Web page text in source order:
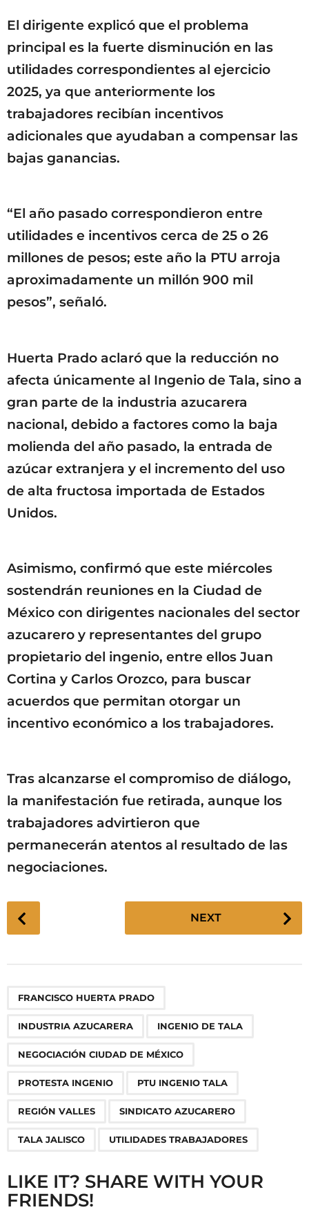
El dirigente explicó que el problema
principal es la fuerte disminución en las
utilidades correspondientes al ejercicio
2025, ya que anteriormente los
trabajadores recibían incentivos
adicionales que ayudaban a compensar las
bajas ganancias.
“El año pasado correspondieron entre
utilidades e incentivos cerca de 25 o 26
millones de pesos; este año la PTU arroja
aproximadamente un millón 900 mil
pesos”, señaló.
Huerta Prado aclaró que la reducción no
afecta únicamente al Ingenio de Tala, sino a
gran parte de la industria azucarera
nacional, debido a factores como la baja
molienda del año pasado, la entrada de
azúcar extranjera y el incremento del uso
de alta fructosa importada de Estados
Unidos.
Asimismo, confirmó que este miércoles
sostendrán reuniones en la Ciudad de
México con dirigentes nacionales del sector
azucarero y representantes del grupo
propietario del ingenio, entre ellos Juan
Cortina y Carlos Orozco, para buscar
acuerdos que permitan otorgar un
incentivo económico a los trabajadores.
Tras alcanzarse el compromiso de diálogo,
la manifestación fue retirada, aunque los
trabajadores advirtieron que
permanecerán atentos al resultado de las
negociaciones.
P
o
NEXT
FRANCISCO HUERTA PRADO
INDUSTRIA AZUCARERA INGENIO DE TALA
NEGOCIACIÓN CIUDAD DE MÉXICO
PROTESTA INGENIO PTU INGENIO TALA
REGIÓN VALLES SINDICATO AZUCARERO
TALA JALISCO UTILIDADES TRABAJADORES
LIKE IT? SHARE WITH YOUR
FRIENDS!